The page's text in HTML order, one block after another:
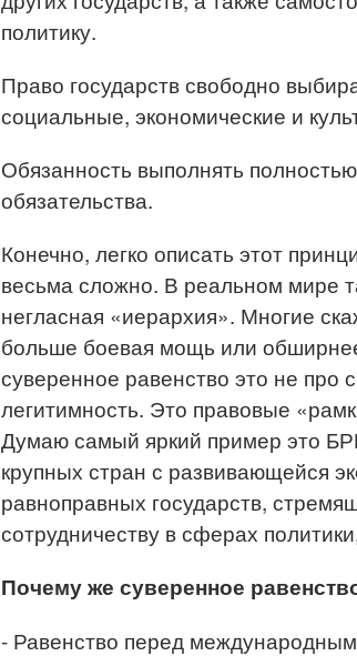
политику.
Право государств свободно
социальные, экономические и
Обязанность выполнять
обязательства.
Конечно, легко описать этот
весьма сложно. В реальном мире
негласная «иерархия». Многие
больше боевая мощь или
суверенное равенство это не про
легитимность. Это правовые
Думаю самый яркий пример это
крупных стран с развивающейся
равноправных государств,
сотрудничеству в сферах
Почему же суверенное
- Равенство перед